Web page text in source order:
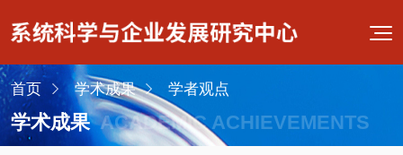
首页 学术成果 学者观点
学术成果 ACADEMIC ACHIEVEMENTS